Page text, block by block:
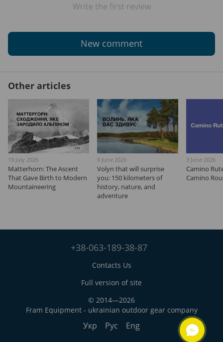
Write the first review
New comment
Other articles
19 July 2026
Matterhorn: The Ascent
That Gave Birth to Modern
Mountaineering
9 June 2026
Volyn that will surprise
you: 150 kilometers of
history, nature, and
adventure
3 June 2026
Camino
Camino
+38-063-189-38-87
Contacts Us
Full version of site
© 2014—2026
Fram Equipment - ukrainian outdoor gear company
Укр Рус Eng